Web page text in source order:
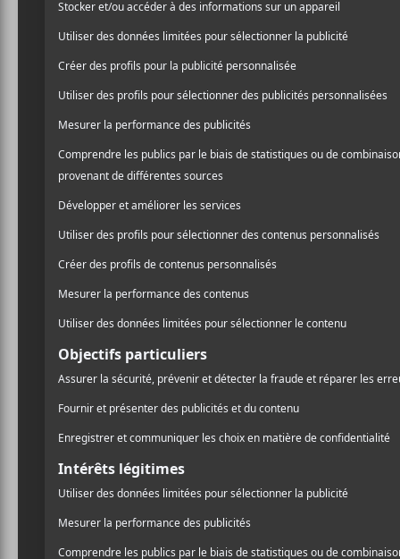
F
A
C
E
B
O
K
T
W
I
T
T
E
P
A
R
T
A
G
R
Top EP
15. In